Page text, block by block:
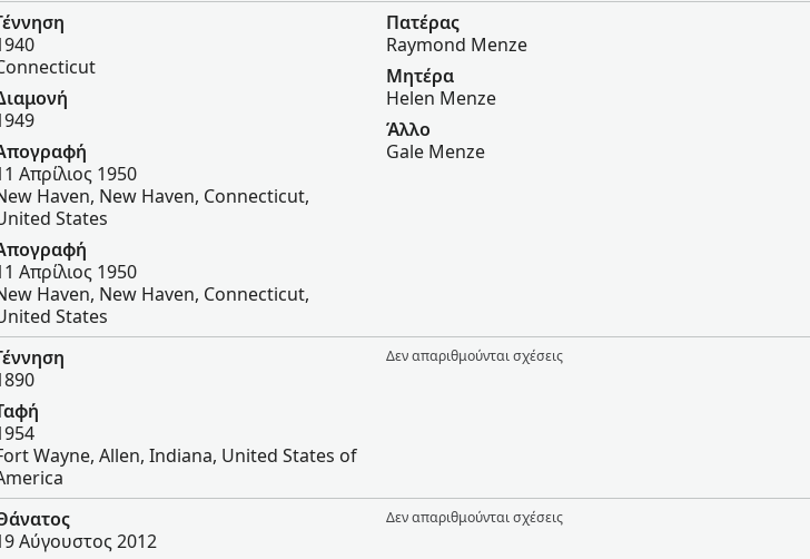
Απρίλιος 1950
Haven, New Haven, Connecticut,
States
Απρίλιος 1950
Haven, New Haven, Connecticut,
States
Πατέρας
Raymond Menze
Μητέρα
Helen Menze
Άλλο
Gale Menze
Wayne, Allen, Indiana, United States of
Δεν απαριθμούνται σχέσεις
Αύγουστος 2012
Δεν απαριθμούνται σχέσεις